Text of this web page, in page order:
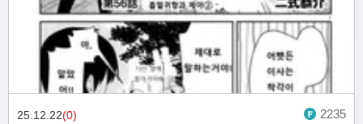
25.12.22(0) 2235